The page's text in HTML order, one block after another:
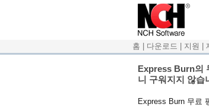
홈 다운로드 지원
Express Burn의
니 구워지지 않습
Express Burn 무료